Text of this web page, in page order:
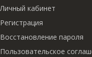
Личный кабинет
Регистрация
Восстановление пароля
Пользовательское